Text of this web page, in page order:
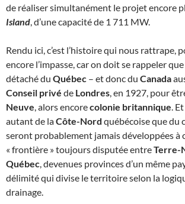
de réaliser simultanément le projet encore
Island, d’une capacité de 1 711 MW.
Rendu ici, c’est l’histoire qui nous rattrape,
encore l’impasse, car on doit se rappeler
détaché du Québec – et donc du Canada
Conseil privé de Londres, en 1927, pour
Neuve, alors encorecolonie britannique.
autant de laCôte-Nord québécoise que du
seront probablement jamais développées à
« frontière » toujours disputée entreTerre-
Québec, devenues provinces d’un même
délimité qui divise le territoire selon la
drainage.